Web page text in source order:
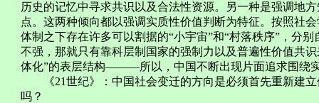
历史的记忆中寻求共识以及合法性资源。另一种是强调地
点。这两种倾向都以强调实质性价值判断为特征。按照社
体制之下存在许多可以割据的“小宇宙”和“村落秩序”，分
不强，那就只有靠科层制国家的强制力以及普遍性价值共
体化”的表层结构———所以，中国不断出现片面追求围绕
《21世纪》：中国社会变迁的方向是必须首先重新建立
吗？